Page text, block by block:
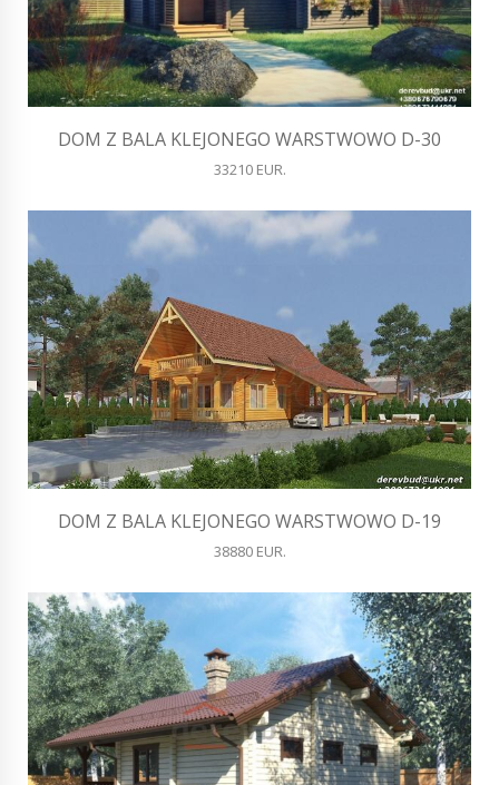
DOM Z BALA KLEJONEGO WARSTWOWO D-30
33210 EUR.
DOM Z BALA KLEJONEGO WARSTWOWO D-19
38880 EUR.